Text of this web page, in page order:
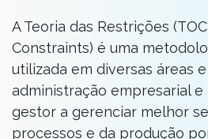
A Teoria das Restrições
Constraints) é uma
utilizada em diversas áreas
administração empresarial
gestor a gerenciar melhor
processos e da produção